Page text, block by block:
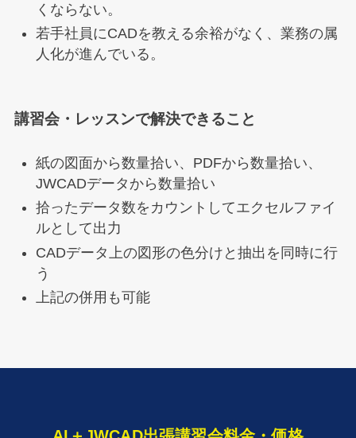
くならない。
若手社員にCADを教える余裕がなく、業務の属
人化が進んでいる。
講習会・レッスンで解決できること
紙の図面から数量拾い、PDFから数量拾い、
JWCADデータから数量拾い
拾ったデータ数をカウントしてエクセルファイ
ルとして出力
CADデータ上の図形の色分けと抽出を同時に行
う
上記の併用も可能